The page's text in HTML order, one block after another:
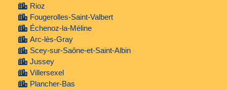
Rioz
Fougerolles-Saint-Valbert
Échenoz-la-Méline
Arc-lès-Gray
Scey-sur-Saône-et-Saint-Albin
Jussey
Villersexel
Plancher-Bas